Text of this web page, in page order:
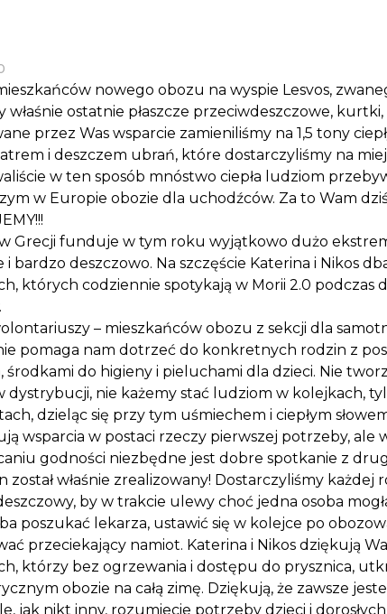
nowego obozu na wyspie Lesvos,
właśnie ostatnie płaszcze przeciwdeszczowe,
przez Was wsparcie zamieniliśmy na 1,5 tony
i deszczem ubrań, które dostarczyliśmy na
w ten sposób mnóstwo ciepła ludziom
w Europie obozie dla uchodźców. Za to Wam
Grecji funduje w tym roku wyjątkowo dużo
i bardzo deszczowo. Na szczęście Katerina i Nikos
których codziennie spotykają w Morii 2.0 podczas
– mieszkańców obozu z sekcji dla
pomaga nam dotrzeć do konkretnych rodzin z
środkami do higieny i pieluchami dla dzieci. Nie
dystrybucji, nie każemy stać ludziom w kolejkach,
dzieląc się przy tym uśmiechem i ciepłym
wsparcia w postaci rzeczy pierwszej potrzeby, ale
godności niezbędne jest dobre spotkanie z
został właśnie zrealizowany! Dostarczyliśmy każdej
by w trakcie ulewy choć jedna osoba
poszukać lekarza, ustawić się w kolejce po
przeciekający namiot. Katerina i Nikos dziękują
którzy bez ogrzewania i dostępu do prysznica,
obozie na całą zimę. Dziękują, że zawsze
jak nikt inny, rozumiecie potrzeby dzieci i